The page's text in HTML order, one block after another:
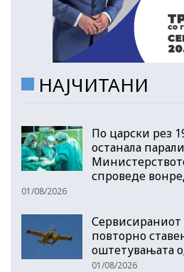
НАЈЧИТАНИ
По царски рез
останала
спроведе
01/08/2026
Сервисираниот
повторно
оштетувањата
01/08/2026